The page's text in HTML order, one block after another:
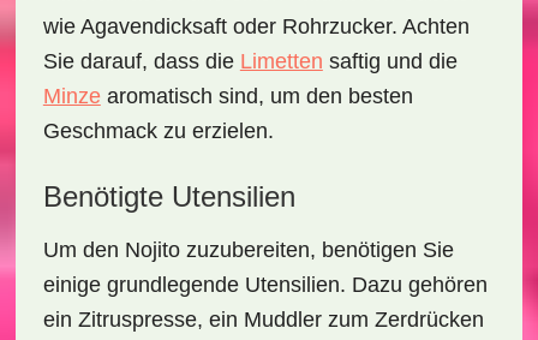
wie Agavendicksaft oder Rohrzucker. Achten
Sie darauf, dass die Limetten saftig und die
Minzearomatisch sind, um den besten
Geschmack zu erzielen.
Benötigte Utensilien
Um den Nojito zuzubereiten, benötigen Sie
einige grundlegende Utensilien. Dazu gehören
ein Zitruspresse, ein Muddlerzum Zerdrücken